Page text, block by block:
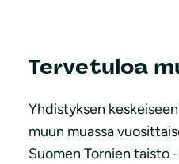
Tervetuloa
Yhdistyksen
muun muassa
Suomen Tornien taisto